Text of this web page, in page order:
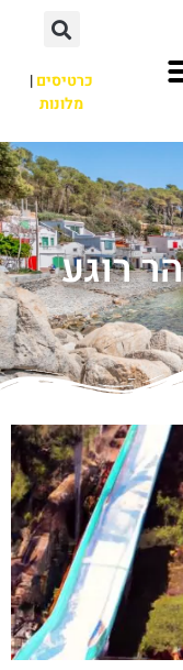
כרטיסים|
מלונות
רוגע